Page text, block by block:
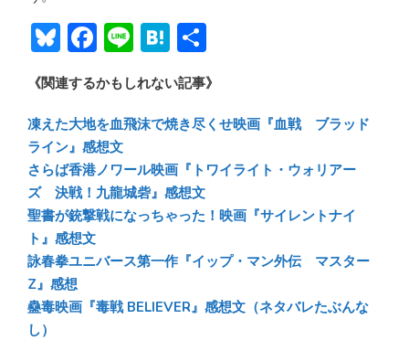
Bl
u
e
sk
y
F
ac
e
b
o
ok
Li
n
e
H
at
e
n
a
有
《関連するかもしれない記事》
凍えた大地を血飛沫で焼き尽くせ映画『血戦 ブラッド
ライン』感想文
さらば香港ノワール映画『トワイライト・ウォリアー
ズ 決戦！九龍城砦』感想文
聖書が銃撃戦になっちゃった！映画『サイレントナイ
ト』感想文
詠春拳ユニバース第一作『イップ・マン外伝 マスター
Z』感想
蠱毒映画『毒戦 BELIEVER』感想文（ネタバレたぶんな
し）